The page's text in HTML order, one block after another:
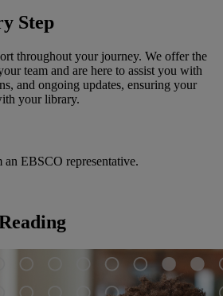
Step
throughout your journey. We offer the
team and are here to assist you with
and ongoing updates, ensuring your
your library.
an EBSCO representative.